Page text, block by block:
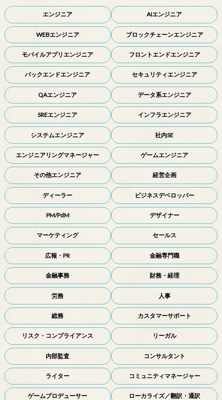
エンジニア AIエンジニア
WEBエンジニア ブロックチェーンエンジニア
モバイルアプリエンジニア フロントエンドエンジニア
バックエンドエンジニア セキュリティエンジニア
QAエンジニア データ系エンジニア
SREエンジニア インフラエンジニア
システムエンジニア 社内SE
エンジニアリングマネージャー ゲームエンジニア
その他エンジニア 経営企画
ディーラー ビジネスデベロッパー
PM/PdM デザイナー
マーケティング セールス
広報・PR 金融専門職
金融事務 財務・経理
労務 人事
総務 カスタマーサポート
リスク・コンプライアンス リーガル
内部監査 コンサルタント
ライター コミュニティマネージャー
ゲームプロデューサー ローカライズ／翻訳・通訳